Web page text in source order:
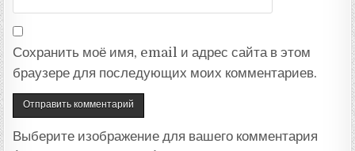
Сохранить моё имя, email и адрес сайта в этом
браузере для последующих моих комментариев.
Выберите изображение для вашего комментария